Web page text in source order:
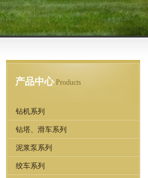
产品中心Products
钻机系列
钻塔、滑车系列
泥浆泵系列
绞车系列